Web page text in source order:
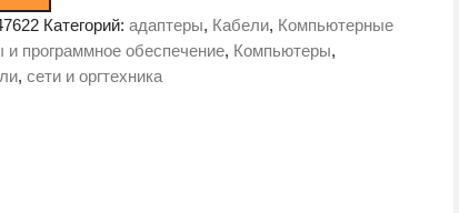
Категорий:адаптеры, Кабели, Компьютерные
и программное обеспечение, Компьютеры,
,сети и оргтехника